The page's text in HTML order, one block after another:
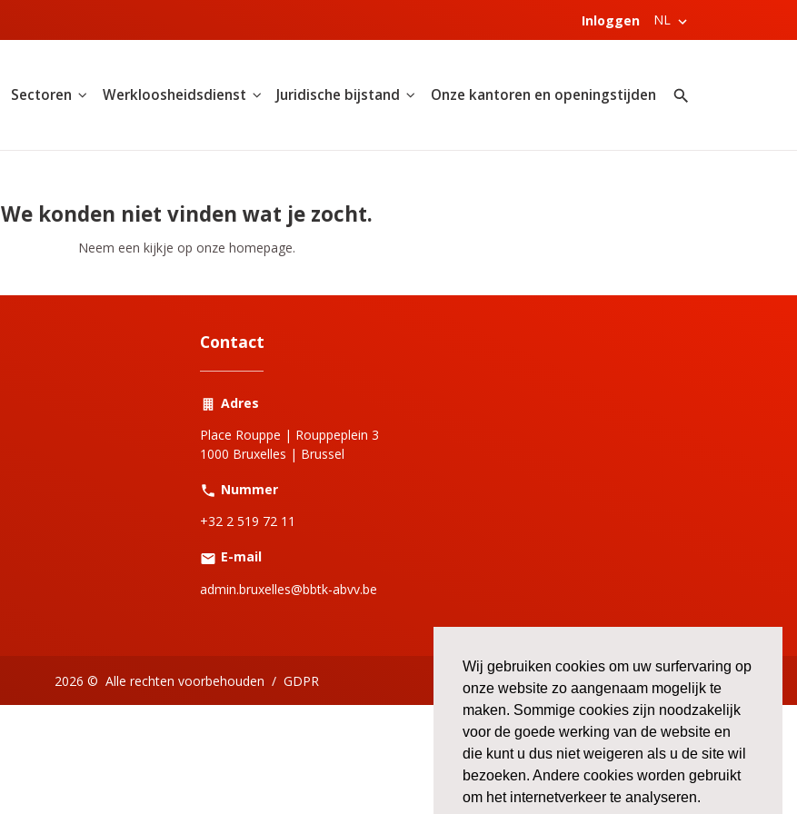
Wij gebruiken cookies om uw surfervaring op
onze website zo aangenaam mogelijk te
maken. Sommige cookies zijn noodzakelijk
voor de goede werking van de website en
die kunt u dus niet weigeren als u de site wil
bezoeken. Andere cookies worden gebruikt
om het internetverkeer te analyseren.
Inloggen NL
Sectoren Werkloosheidsdienst Juridische bijstand Onze kantoren en openingstijden
We konden niet vinden wat je zocht.
Neem een kijkje op onze homepage.
Contact
Adres
Place Rouppe | Rouppeplein 3
1000 Bruxelles | Brussel
Nummer
+32 2 519 72 11
E-mail
admin.bruxelles@bbtk-abvv.be
2026 © Alle rechten voorbehouden / GDPR